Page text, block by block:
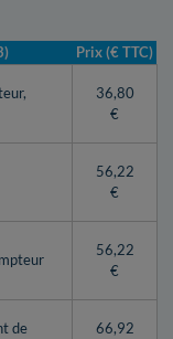
Prix (€ TTC)
36,80
€
56,22
€
56,22
€
de
66,92